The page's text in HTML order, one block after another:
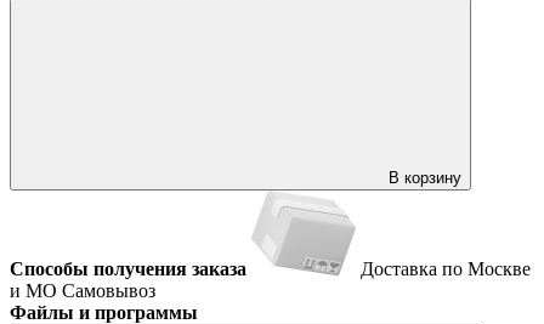
В корзину
Способы получения заказа
Доставка по Москве
и МО Самовывоз
Файлы и программы